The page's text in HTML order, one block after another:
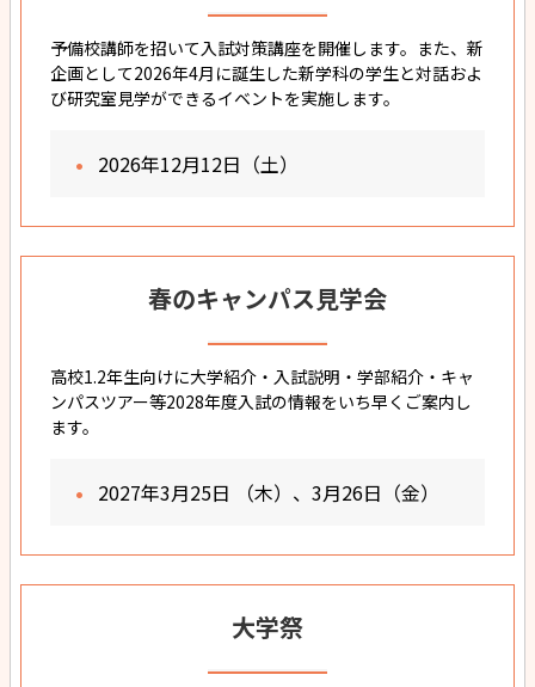
予備校講師を招いて入試対策講座を開催します。また、新
企画として2026年4月に誕生した新学科の学生と対話およ
び研究室見学ができるイベントを実施します。
2026年12月12日（土）
春のキャンパス見学会
高校1.2年生向けに大学紹介・入試説明・学部紹介・キャ
ンパスツアー等2028年度入試の情報をいち早くご案内し
ます。
2027年3月25日 （木）、3月26日（金）
大学祭